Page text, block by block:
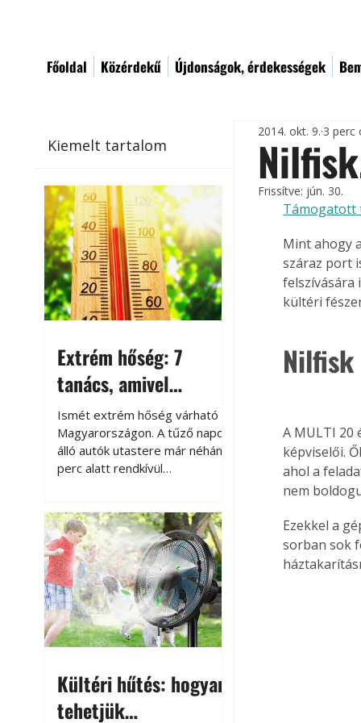
Főoldal Közérdekű Újdonságok, érdekességek
Kiemelt tartalom
Extrém hőség: 7
tanács, amivel
megóvhatjuk
autónkat a nyári
károktól
Ismét extrém hőség várható
Magyarországon. A tűző napon
álló autók utastere már néhány
perc alatt rendkívül
megközelítheti. Ez nemcsak a
beszállást teszi kellemetlenné,
hanem az autó állapotára és a
benne hagyott tárgyakra is
káros hatással lehet. Néhány
egyszerű óvintézkedéssel
azonban jelentősen
csökkenthetjük a hőség káros
Kültéri hűtés: hogyan
tehetjük
2014. okt. 9. 3 perc
Frissítve: jún. 30.
Támogatott
Mint ahogy
száraz port
felszívására
kültéri
Nilfisk
A MULTI 20
képviselői.
ahol a
nem
Ezekkel a
sorban sok